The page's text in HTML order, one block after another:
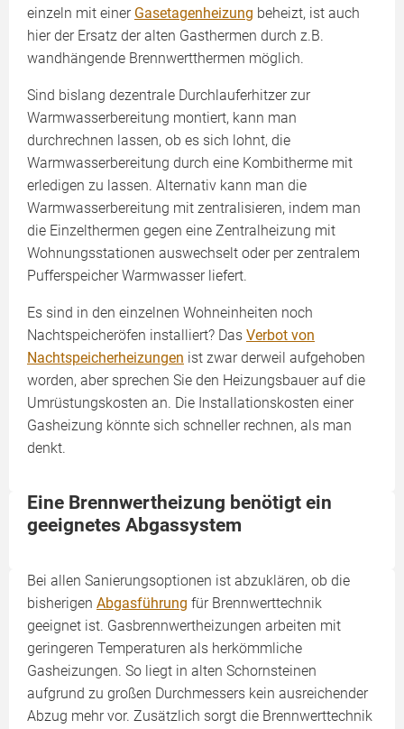
einzeln mit einer Gasetagenheizung beheizt, ist auch
hier der Ersatz der alten Gasthermen durch z.B.
wandhängende Brennwertthermen möglich.
Sind bislang dezentrale Durchlauferhitzer zur
Warmwasserbereitung montiert, kann man
durchrechnen lassen, ob es sich lohnt, die
Warmwasserbereitung durch eine Kombitherme mit
erledigen zu lassen. Alternativ kann man die
Warmwasserbereitung mit zentralisieren, indem man
die Einzelthermen gegen eine Zentralheizung mit
Wohnungsstationen auswechselt oder per zentralem
Pufferspeicher Warmwasser liefert.
Es sind in den einzelnen Wohneinheiten noch
Nachtspeicheröfen installiert? Das Verbot von
Nachtspeicherheizungen ist zwar derweil aufgehoben
worden, aber sprechen Sie den Heizungsbauer auf die
Umrüstungskosten an. Die Installationskosten einer
Gasheizung könnte sich schneller rechnen, als man
denkt.
Eine Brennwertheizung benötigt ein
geeignetes Abgassystem
Bei allen Sanierungsoptionen ist abzuklären, ob die
bisherigen Abgasführung für Brennwerttechnik
geeignet ist. Gasbrennwertheizungen arbeiten mit
geringeren Temperaturen als herkömmliche
Gasheizungen. So liegt in alten Schornsteinen
aufgrund zu großen Durchmessers kein ausreichender
Abzug mehr vor. Zusätzlich sorgt die Brennwerttechnik